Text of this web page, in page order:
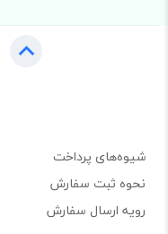
شیوه‌های پرداخت
نحوه ثبت سفارش
رویه ارسال سفارش